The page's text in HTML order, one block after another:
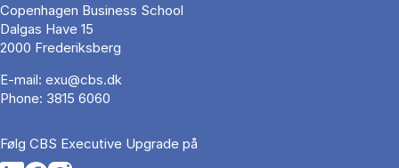
Copenhagen Business School
Dalgas Have 15
2000 Frederiksberg
E-mail: exu@cbs.dk
Phone: 3815 6060
Følg CBS Executive Upgrade på